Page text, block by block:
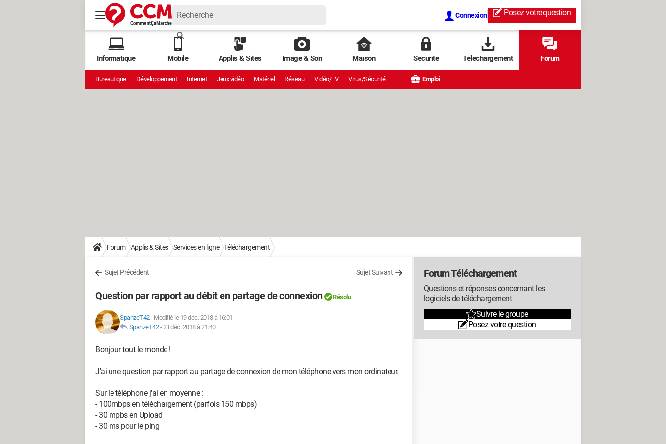
Connexion Posez votrequestion
Informatique Mobile Applis & Sites Image & Son Maison Securité Téléchargement Forum
Bureautique Développement Internet Jeux vidéo Matériel Réseau Vidéo/TV Virus/Sécurité Emploi
Forum Applis & Sites Services en ligne Téléchargement
Sujet Précédent Sujet Suivant
Question par rapport au débit en partage de connexion Résolu
SpanzeT42- Modifié le 19 déc. 2018 à 16:01
SpanzeT42-23 déc. 2018 à 21:40
Bonjour tout le monde !
J'ai une question par rapport au partage de connexion de mon téléphone vers mon ordinateur.
Sur le téléphone j'ai en moyenne :
- 100mbps en téléchargement (parfois 150 mbps)
- 30 mpbs en Upload
- 30 ms pour le ping
Forum Téléchargement
Questions et réponses concernant les
logiciels de téléchargement
Suivre le groupe
Posez votre question